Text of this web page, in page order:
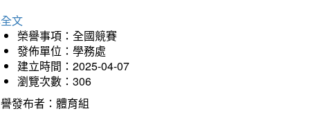
文
榮譽事項：全國競賽
發佈單位：學務處
建立時間：2025-04-07
瀏覽次數：306
發布者：體育組